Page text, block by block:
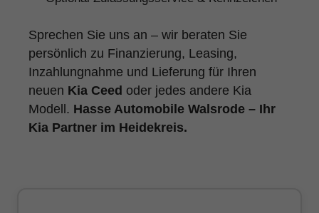
Sprechen Sie uns an – wir beraten Sie
persönlich zu Finanzierung, Leasing,
Inzahlungnahme und Lieferung für Ihren
neuen Kia Ceed oder jedes andere Kia
Modell. Hasse Automobile Walsrode – Ihr
Kia Partner im Heidekreis.